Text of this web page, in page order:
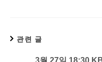
관련 글
3월 27일 18:30